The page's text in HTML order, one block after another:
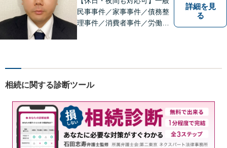
民事事件／家事事件／債務整
理事件／消費者事件／労働事
を抱え込まず、まずは一度ご
詳細を見
る
相続に関する診断ツール